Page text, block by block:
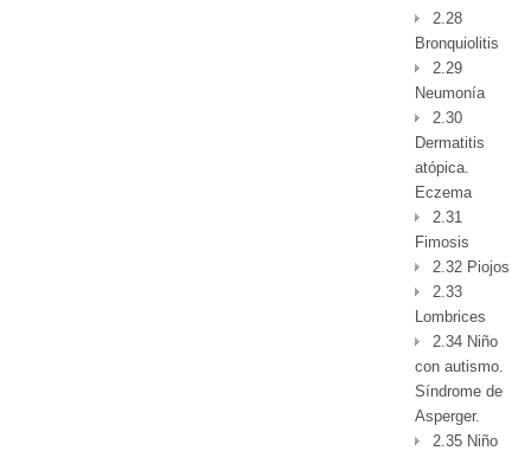
2.28
Bronquiolitis
2.29
Neumonía
2.30
Dermatitis
atópica.
Eczema
2.31
Fimosis
2.32 Piojos
2.33
Lombrices
2.34 Niño
con autismo.
Síndrome de
Asperger.
2.35 Niño